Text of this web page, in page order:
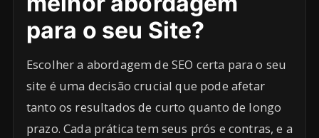
para o seu Site?
Escolher a abordagem de SEO certa para o seu
site é uma decisão crucial que pode afetar
tanto os resultados de curto quanto de longo
prazo. Cada prática tem seus prós e contras, e a